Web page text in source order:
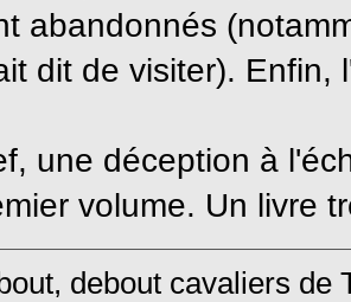
abandonnés
dit de visiter). Enfin,
une déception à
volume. Un livre
debout cavaliers de